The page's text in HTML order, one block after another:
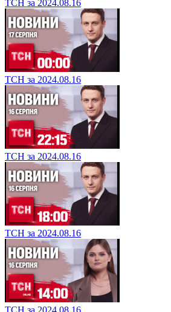
ТСН за 2024.08.16
ТСН за 2024.08.16
ТСН за 2024.08.16
ТСН за 2024.08.16
ТСН за 2024.08.16